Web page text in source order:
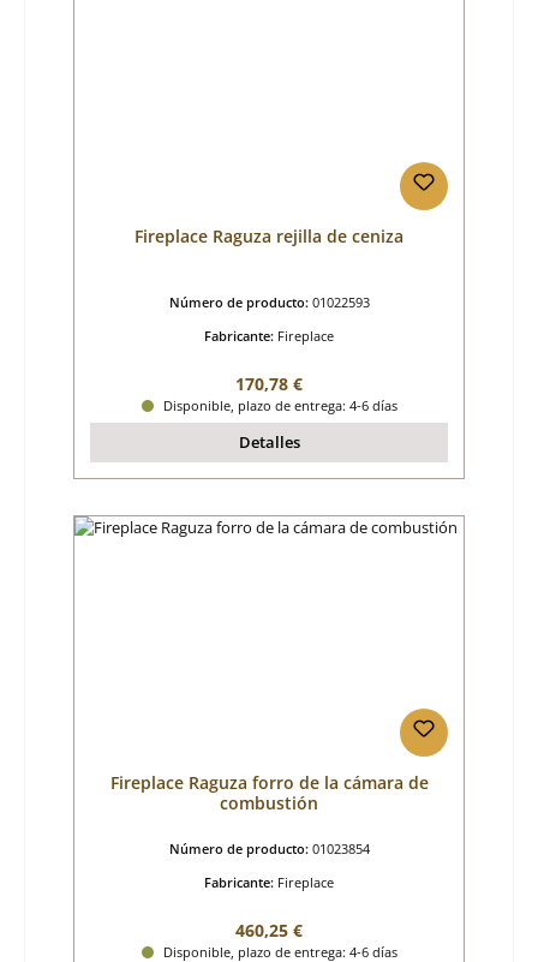
Fireplace Raguza rejilla de ceniza
Número de producto: 01022593
Fabricante: Fireplace
Precio normal:
170,78 €
Disponible, plazo de entrega: 4-6 días
Detalles
Fireplace Raguza forro de la cámara de
combustión
Número de producto: 01023854
Fabricante: Fireplace
Precio normal:
460,25 €
Disponible, plazo de entrega: 4-6 días